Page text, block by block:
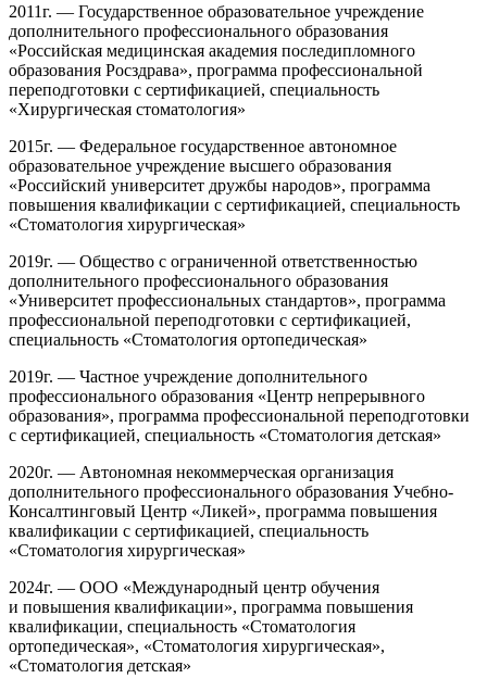
2011г. — Государственное образовательное учреждение
дополнительного профессионального образования
«Российская медицинская академия последипломного
образования Росздрава», программа профессиональной
переподготовки с сертификацией, специальность
«Хирургическая стоматология»
2015г. — Федеральное государственное автономное
образовательное учреждение высшего образования
«Российский университет дружбы народов», программа
повышения квалификации с сертификацией, специальность
«Стоматология хирургическая»
2019г. — Общество с ограниченной ответственностью
дополнительного профессионального образования
«Университет профессиональных стандартов», программа
профессиональной переподготовки с сертификацией,
специальность «Стоматология ортопедическая»
2019г. — Частное учреждение дополнительного
профессионального образования «Центр непрерывного
образования», программа профессиональной переподготовки
с сертификацией, специальность «Стоматология детская»
2020г. — Автономная некоммерческая организация
дополнительного профессионального образования Учебно-
Консалтинговый Центр «Ликей», программа повышения
квалификации с сертификацией, специальность
«Стоматология хирургическая»
2024г. — ООО «Международный центр обучения
и повышения квалификации», программа повышения
квалификации, специальность «Стоматология
ортопедическая», «Стоматология хирургическая»,
«Стоматология детская»